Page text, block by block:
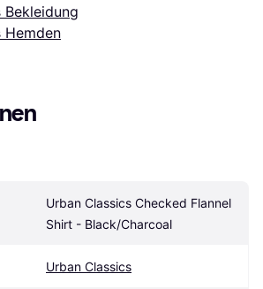
Bekleidung
Hemden
Urban Classics Checked Flannel
Shirt - Black/Charcoal
Urban Classics